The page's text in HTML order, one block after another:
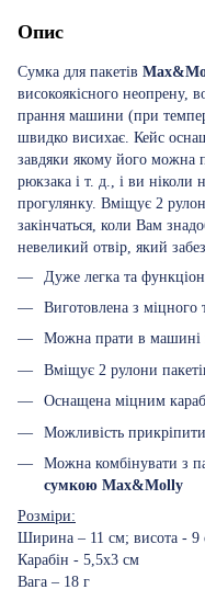
Опис
Сумка для пакетів
високоякісного неопрену,
прання машини (при
швидко висихає. Кейс
завдяки якому його можна
рюкзака і т. д., і ви ніколи
прогулянку. Вміщує 2
закінчаться, коли Вам
невеликий отвір, який
Дуже легка та
Виготовлена з міцного
Можна прати в машині
Вміщує 2 рулони
Оснащена міцним
Можливість
Можна комбінувати з
сумкою Max&Molly
Розміри:
Ширина – 11 см; висота - 9
Карабін - 5,5x3 см
Вага – 18 г